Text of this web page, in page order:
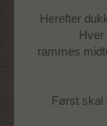
Herefter
Hver
rammes
Først skal